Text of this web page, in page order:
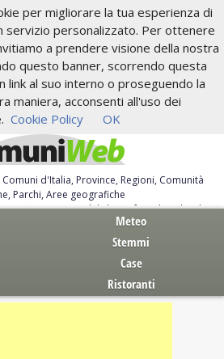
per migliorare la tua esperienza di
servizio personalizzato. Per ottenere
a prendere visione della nostra
questo banner, scorrendo questa
link al suo interno o proseguendo la
maniera, acconsenti all'uso dei
Cookie Policy OK
d'Italia, Province, Regioni, Comunità
Parchi, Aree geografiche
moduli, leggi, free download
Meteo
Stemmi
Case
Ristoranti